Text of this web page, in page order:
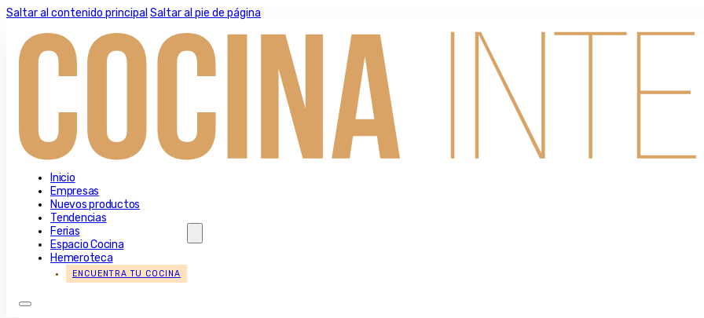
Saltar al contenido principal Saltar al pie de página
Inicio
Empresas
Nuevos productos
Tendencias
Ferias
Espacio Cocina
Hemeroteca
ENCUENTRA TU COCINA